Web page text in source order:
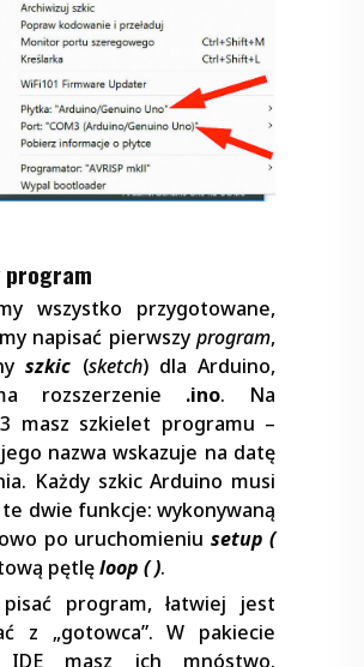
program
wszystko przygotowane,
napisać pierwszy program,
szkic (sketch) dla Arduino,
rozszerzenie .ino. Na
masz szkielet programu –
nazwa wskazuje na datę
Każdy szkic Arduino musi
dwie funkcje: wykonywaną
po uruchomieniu setup (
pętlęloop ( ).
program, łatwiej jest
z „gotowca”. W pakiecie
IDE masz ich mnóstwo.